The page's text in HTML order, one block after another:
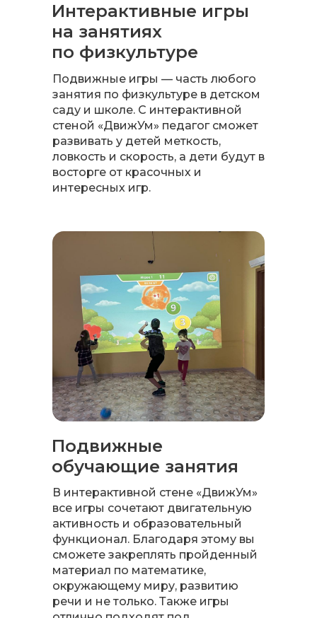
Интерактивные игры
на занятиях
по физкультуре
Подвижные игры — часть любого
занятия по физкультуре в детском
саду и школе. С интерактивной
стеной «ДвижУм» педагог сможет
развивать у детей меткость,
ловкость и скорость, а дети будут в
восторге от красочных и
интересных игр.
Подвижные
обучающие занятия
В интерактивной стене «ДвижУм»
все игры сочетают двигательную
активность и образовательный
функционал. Благодаря этому вы
сможете закреплять пройденный
материал по математике,
окружающему миру, развитию
речи и не только. Также игры